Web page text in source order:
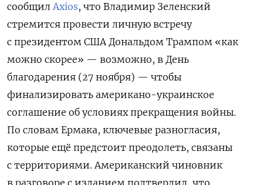
сообщил Axios, что Владимир Зеленский
стремится провести личную встречу
с президентом США Дональдом Трампом «как
можно скорее» — возможно, в День
благодарения (27 ноября) — чтобы
финализировать американо-украинское
соглашение об условиях прекращения войны.
По словам Ермака, ключевые разногласия,
которые ещё предстоит преодолеть, связаны
с территориями. Американский чиновник